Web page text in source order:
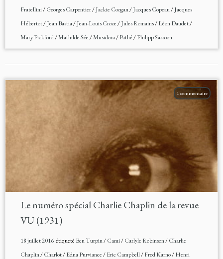
Fratellini/Georges Carpentier/Jackie Coogan/Jacques Copeau/Jacques
Hébertot/Jean Bastia/Jean-Louis Croze/Jules Romains/Léon Daudet/
Mary Pickford/Mathilde Sée/Musidora/Pathé/Philipp Sassoon
1 commentaire
Le numéro spécial Charlie Chaplin de la revue
VU (1931)
18 juillet 2016étiqueté Ben Turpin/Cami/Carlyle Robinson/Charlie
Chaplin/Charlot/Edna Purviance/Eric Campbell/Fred Karno/Henri